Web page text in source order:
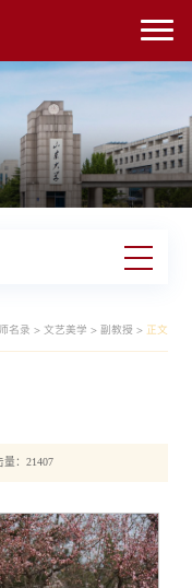
名录 > 文艺美学 > 副教授 > 正文
： 21407